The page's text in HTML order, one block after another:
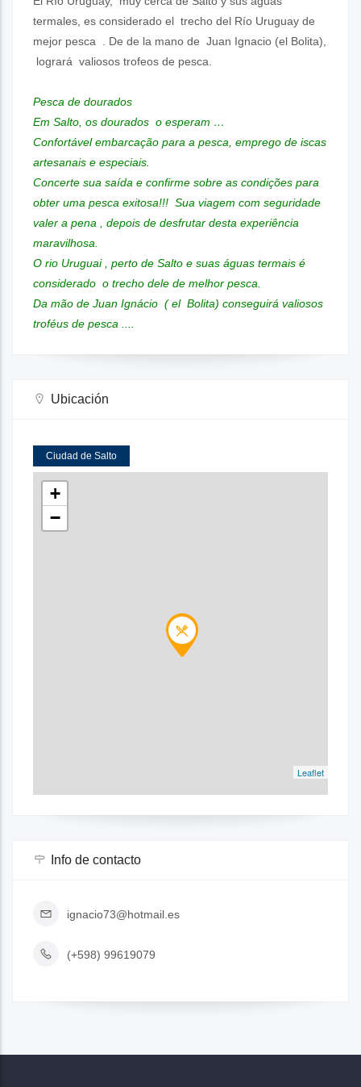
termales, es considerado el trecho del Río Uruguay de
mejor pesca . De de la mano de Juan Ignacio (el Bolita),
logrará valiosos trofeos de pesca.
Pesca de dourados
Em Salto, os dourados o esperam …
Confortável embarcação para a pesca, emprego de iscas
artesanais e especiais.
Concerte sua saída e confirme sobre as condições para
obter uma pesca exitosa!!! Sua viagem com seguridade
valer a pena , depois de desfrutar desta experiência
maravilhosa.
O rio Uruguai , perto de Salto e suas águas termais é
considerado o trecho dele de melhor pesca.
Da mão de Juan Ignácio ( el Bolita) conseguirá valiosos
troféus de pesca ....
Ubicación
Ciudad de Salto
+
−
Leaflet
Info de contacto
ignacio73@hotmail.es
(+598) 99619079